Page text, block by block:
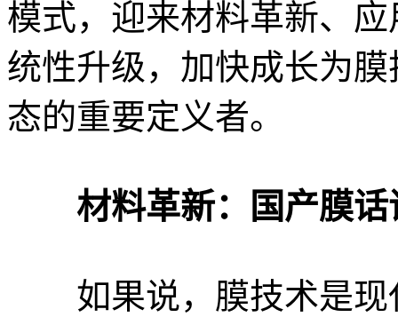
模式，迎来材料革新、
统性升级，加快成长为
态的重要定义者。
材料革新：国产膜
如果说，膜技术是现